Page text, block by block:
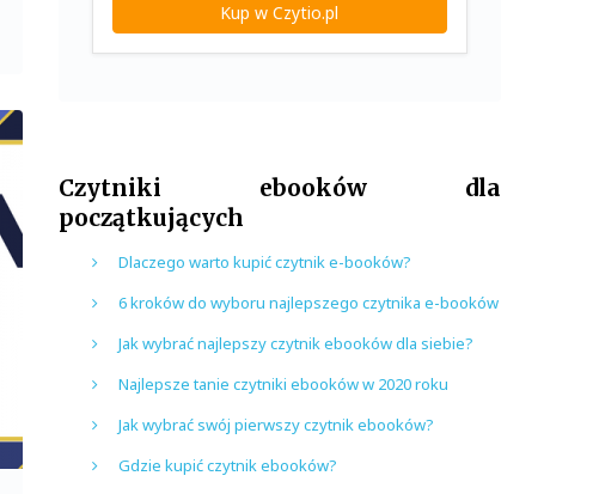
Kup w Czytio.pl
Czytniki ebooków dla
początkujących
Dlaczego warto kupić czytnik e-booków?
6 kroków do wyboru najlepszego czytnika e-booków
Jak wybrać najlepszy czytnik ebooków dla siebie?
Najlepsze tanie czytniki ebooków w 2020 roku
Jak wybrać swój pierwszy czytnik ebooków?
Gdzie kupić czytnik ebooków?